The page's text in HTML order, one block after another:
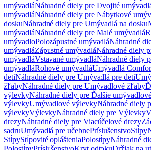
umývadláNáhradné diely pre Dvojité
umývadláNáhradné diely pre Nábytkové
doskuNáhradné diely pre Umývadlá na dosku
umývadláNáhradné diely pre Malé umývadlá
umývadloPolozápustné umývadláNáhradné
umývadláZápustné umývadláNáhradné diely
umývadláVstavané umývadláNáhradné diely
umývadláRohové umývadláUmývadlá
detiNáhradné diely pre Umývadlá pre deti
žľabyNáhradné diely pre Umývadlové žľaby
výlevkyNáhradné diely pre Ďalšie umývadlové
výlevkyUmývadlové výlevkyNáhradné diely
výlevkyVýlevkyNáhradné diely pre Výlevky
drezyNáhradné diely pre Viacúčelové drezy
sadruUmývadlá pre učebnePríslušenstvoStĺpy
StĺpyStĺpovité oplášteniaPolostĺpyNáhradné
PolostĺpyPríslušenstvoKryt odtokuDržiak na